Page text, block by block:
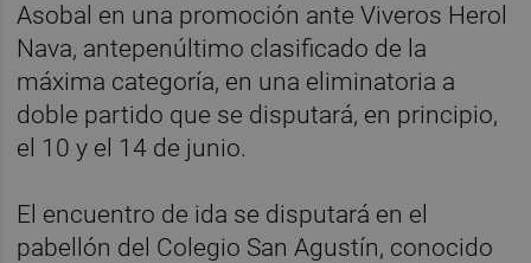
Asobal en una promoción ante Viveros Herol
Nava, antepenúltimo clasificado de la
máxima categoría, en una eliminatoria a
doble partido que se disputará, en principio,
el 10 y el 14 de junio.
El encuentro de ida se disputará en el
pabellón del Colegio San Agustín, conocido